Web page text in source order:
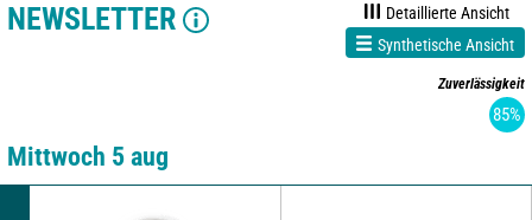
NEWSLETTER
Detaillierte Ansicht
Synthetische Ansicht
Zuverlässigkeit
85%
Mittwoch 5 aug